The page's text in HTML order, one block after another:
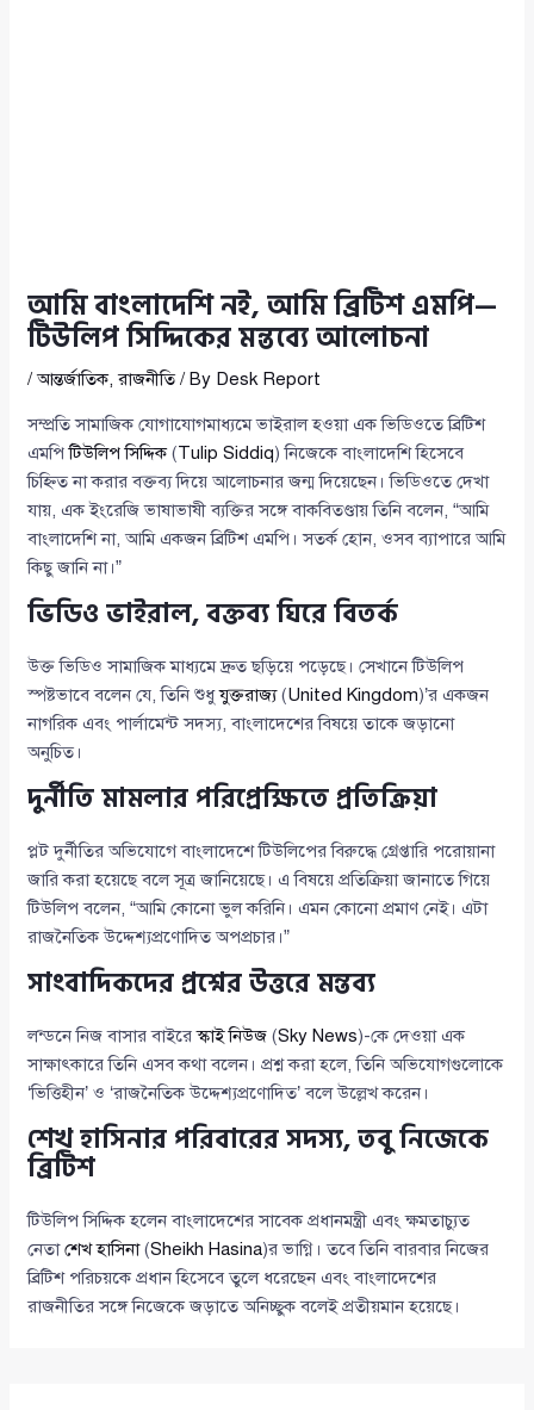
আমি বাংলাদেশি নই, আমি ব্রিটিশ এমপি—
টিউলিপ সিদ্দিকের মন্তব্যে আলোচনা
/আন্তর্জাতিক,রাজনীতি/ By Desk Report
সম্প্রতি সামাজিক যোগাযোগমাধ্যমে ভাইরাল হওয়া এক ভিডিওতে ব্রিটিশ
এমপিটিউলিপ সিদ্দিক(Tulip Siddiq) নিজেকে বাংলাদেশি হিসেবে
চিহ্নিত না করার বক্তব্য দিয়ে আলোচনার জন্ম দিয়েছেন। ভিডিওতে দেখা
যায়, এক ইংরেজি ভাষাভাষী ব্যক্তির সঙ্গে বাকবিতণ্ডায় তিনি বলেন, “আমি
বাংলাদেশি না, আমি একজন ব্রিটিশ এমপি। সতর্ক হোন, ওসব ব্যাপারে আমি
কিছু জানি না।”
ভিডিও ভাইরাল, বক্তব্য ঘিরে বিতর্ক
উক্ত ভিডিও সামাজিক মাধ্যমে দ্রুত ছড়িয়ে পড়েছে। সেখানে টিউলিপ
স্পষ্টভাবে বলেন যে, তিনি শুধুযুক্তরাজ্য(United Kingdom)’র একজন
নাগরিক এবং পার্লামেন্ট সদস্য, বাংলাদেশের বিষয়ে তাকে জড়ানো
অনুচিত।
দুর্নীতি মামলার পরিপ্রেক্ষিতে প্রতিক্রিয়া
প্লট দুর্নীতির অভিযোগে বাংলাদেশে টিউলিপের বিরুদ্ধে গ্রেপ্তারি পরোয়ানা
জারি করা হয়েছে বলে সূত্র জানিয়েছে। এ বিষয়ে প্রতিক্রিয়া জানাতে গিয়ে
টিউলিপ বলেন, “আমি কোনো ভুল করিনি। এমন কোনো প্রমাণ নেই। এটা
রাজনৈতিক উদ্দেশ্যপ্রণোদিত অপপ্রচার।”
সাংবাদিকদের প্রশ্নের উত্তরে মন্তব্য
লন্ডনে নিজ বাসার বাইরেস্কাই নিউজ (Sky News)-কে দেওয়া এক
সাক্ষাৎকারে তিনি এসব কথা বলেন। প্রশ্ন করা হলে, তিনি অভিযোগগুলোকে
‘ভিত্তিহীন’ ও ‘রাজনৈতিক উদ্দেশ্যপ্রণোদিত’ বলে উল্লেখ করেন।
শেখ হাসিনার পরিবারের সদস্য, তবু নিজেকে
ব্রিটিশ
টিউলিপ সিদ্দিক হলেন বাংলাদেশের সাবেক প্রধানমন্ত্রী এবং ক্ষমতাচ্যুত
নেতাশেখ হাসিনা(Sheikh Hasina)র ভাগ্নি। তবে তিনি বারবার নিজের
ব্রিটিশ পরিচয়কে প্রধান হিসেবে তুলে ধরেছেন এবং বাংলাদেশের
রাজনীতির সঙ্গে নিজেকে জড়াতে অনিচ্ছুক বলেই প্রতীয়মান হয়েছে।